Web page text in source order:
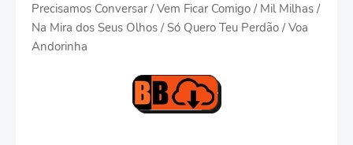
Precisamos Conversar / Vem Ficar Comigo / Mil Milhas /
Na Mira dos Seus Olhos / Só Quero Teu Perdão / Voa
Andorinha